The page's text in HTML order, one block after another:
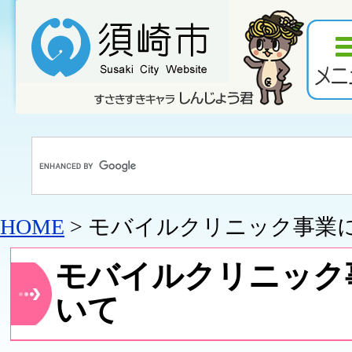
HOME > モバイルクリニック事業
モバイルクリニッ
いて